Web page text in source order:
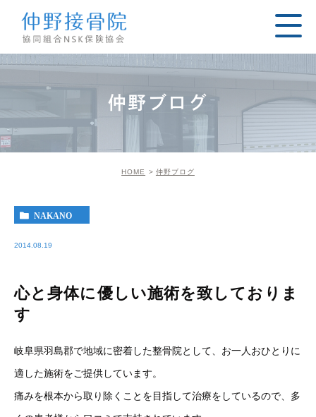
仲野ブログ
HOME 仲野ブログ
NAKANO
2014.08.19
心と身体に優しい施術を致しておりま
す
岐阜県羽島郡で地域に密着した整骨院として、お一人おひとりに
適した施術をご提供しています。
痛みを根本から取り除くことを目指して治療をしているので、多